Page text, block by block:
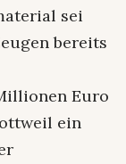
sei
bereits
Euro
ein